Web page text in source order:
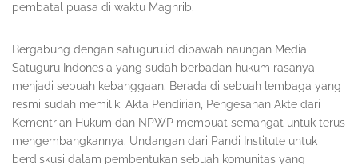
pembatal puasa di waktu Maghrib.
Bergabung dengan satuguru.id dibawah naungan Media
Satuguru Indonesia yang sudah berbadan hukum rasanya
menjadi sebuah kebanggaan. Berada di sebuah lembaga yang
resmi sudah memiliki Akta Pendirian, Pengesahan Akte dari
Kementrian Hukum dan NPWP membuat semangat untuk terus
mengembangkannya. Undangan dari Pandi Institute untuk
berdiskusi dalam pembentukan sebuah komunitas yang